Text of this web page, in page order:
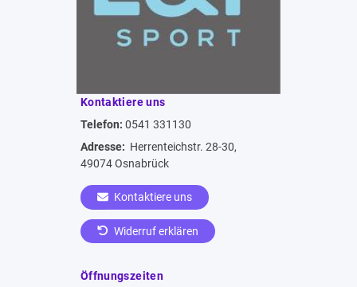
Kontaktiere uns
Telefon: 0541 331130
Adresse: Herrenteichstr. 28-30,
49074 Osnabrück
Kontaktiere uns
Widerruf erklären
Öffnungszeiten